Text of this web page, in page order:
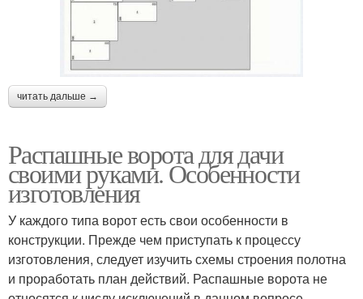
читать дальше →
Распашные ворота для дачи
своими руками. Особенности
изготовления
У каждого типа ворот есть свои особенности в
конструкции. Прежде чем приступать к процессу
изготовления, следует изучить схемы строения полотна
и проработать план действий. Распашные ворота не